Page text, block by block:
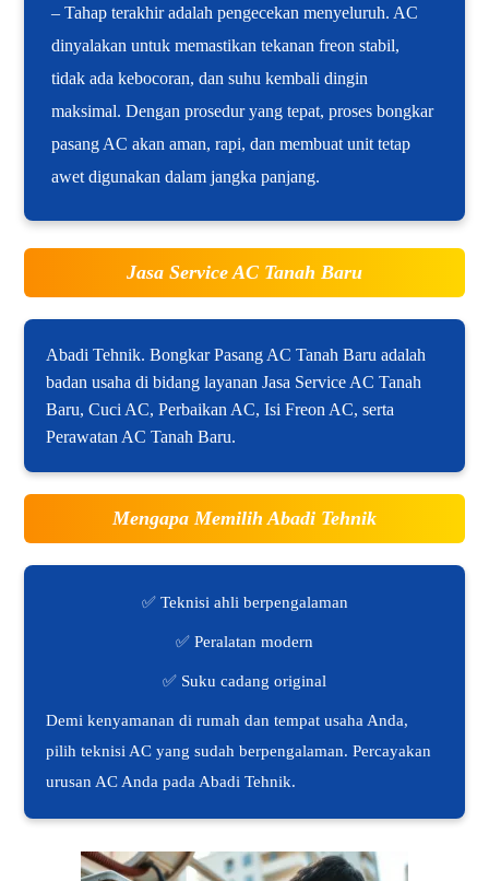
– Tahap terakhir adalah pengecekan menyeluruh. AC
dinyalakan untuk memastikan tekanan freon stabil,
tidak ada kebocoran, dan suhu kembali dingin
maksimal. Dengan prosedur yang tepat, proses bongkar
pasang AC akan aman, rapi, dan membuat unit tetap
awet digunakan dalam jangka panjang.
Jasa Service AC Tanah Baru
Abadi Tehnik. Bongkar Pasang AC Tanah Baru adalah
badan usaha di bidang layanan Jasa Service AC Tanah
Baru, Cuci AC, Perbaikan AC, Isi Freon AC, serta
Perawatan AC Tanah Baru.
Mengapa Memilih Abadi Tehnik
✅ Teknisi ahli berpengalaman
✅ Peralatan modern
✅ Suku cadang original
Demi kenyamanan di rumah dan tempat usaha Anda,
pilih teknisi AC yang sudah berpengalaman. Percayakan
urusan AC Anda pada Abadi Tehnik.